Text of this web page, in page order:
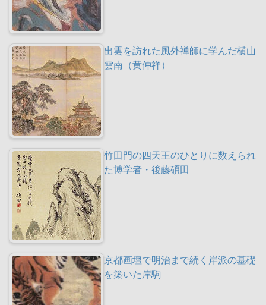
出雲を訪れた風外禅師に学んだ横山
雲南（黄仲祥）
竹田門の四天王のひとりに数えられ
た博学者・後藤碩田
京都画壇で明治まで続く岸派の基礎
を築いた岸駒